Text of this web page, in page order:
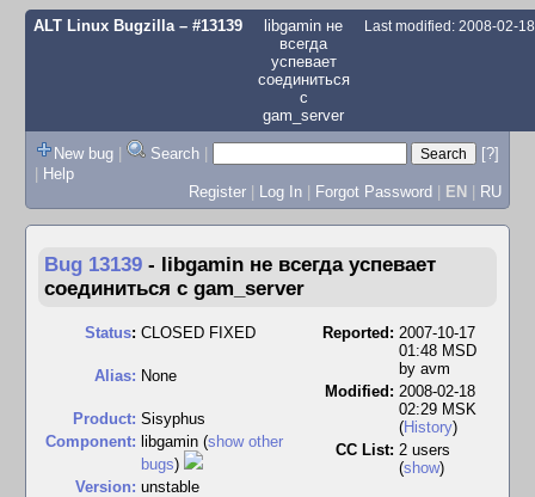
ALT Linux Bugzilla– #13139
libgamin не
всегда
уcпевает
соединиться
с
gam_server
Last modified: 2008-02-
New bug | Search |
[?]
| Help
Register | Log In | Forgot Password | EN | RU
Bug 13139 - libgamin не всегда уcпевает
соединиться с gam_server
Status: CLOSED FIXED
Alias: None
Product: Sisyphus
Component: libgamin (show other
bugs)
Version: unstable
Reported: 2007-10-17
01:48 MSD
by avm
Modified: 2008-02-18
02:29 MSK
(History)
CC List: 2 users
(show)